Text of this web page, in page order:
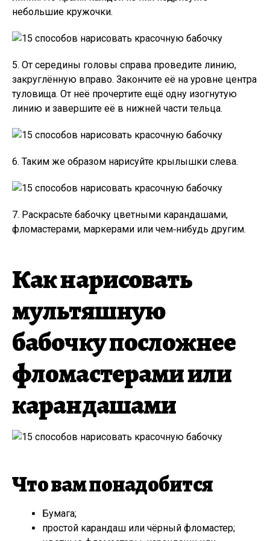
небольшие кружочки.
5. От середины головы справа проведите линию,
закруглённую вправо. Закончите её на уровне центра
туловища. От неё прочертите ещё одну изогнутую
линию и завершите её в нижней части тельца.
6. Таким же образом нарисуйте крылышки слева.
7. Раскрасьте бабочку цветными карандашами,
фломастерами, маркерами или чем‑нибудь другим.
Как нарисовать
мультяшную
бабочку посложнее
фломастерами или
карандашами
Что вам понадобится
Бумага;
простой карандаш или чёрный фломастер;